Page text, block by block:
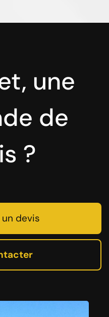
une
de
?
devis